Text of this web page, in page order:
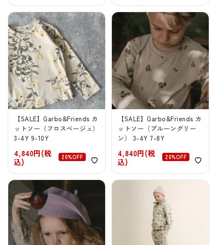
【SALE】Garbo&Friends カ
ットソー（フロスベージュ）
3-4Y 9-10Y
4,840円(税
込)
20%OFF
【SALE】Garbo&Friends カ
ットソー（プルーングリー
ン） 3-4Y 7-8Y
4,840円(税
込)
20%OFF